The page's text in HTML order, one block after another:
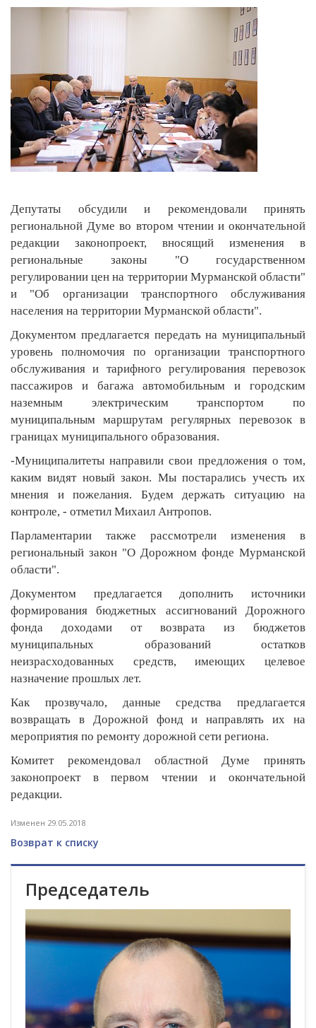
Депутаты обсудили и рекомендовали принять
региональной Думе во втором чтении и окончательной
редакции законопроект, вносящий изменения в
региональные законы "О государственном
регулировании цен на территории Мурманской области"
и "Об организации транспортного обслуживания
населения на территории Мурманской области".
Документом предлагается передать на муниципальный
уровень полномочия по организации транспортного
обслуживания и тарифного регулирования перевозок
пассажиров и багажа автомобильным и городским
наземным электрическим транспортом по
муниципальным маршрутам регулярных перевозок в
границах муниципального образования.
-Муниципалитеты направили свои предложения о том,
каким видят новый закон. Мы постарались учесть их
мнения и пожелания. Будем держать ситуацию на
контроле, - отметил Михаил Антропов.
Парламентарии также рассмотрели изменения в
региональный закон "О Дорожном фонде Мурманской
области".
Документом предлагается дополнить источники
формирования бюджетных ассигнований Дорожного
фонда доходами от возврата из бюджетов
муниципальных образований остатков
неизрасходованных средств, имеющих целевое
назначение прошлых лет.
Как прозвучало, данные средства предлагается
возвращать в Дорожной фонд и направлять их на
мероприятия по ремонту дорожной сети региона.
Комитет рекомендовал областной Думе принять
законопроект в первом чтении и окончательной
редакции.
Изменен 29.05.2018
Возврат к списку
Председатель